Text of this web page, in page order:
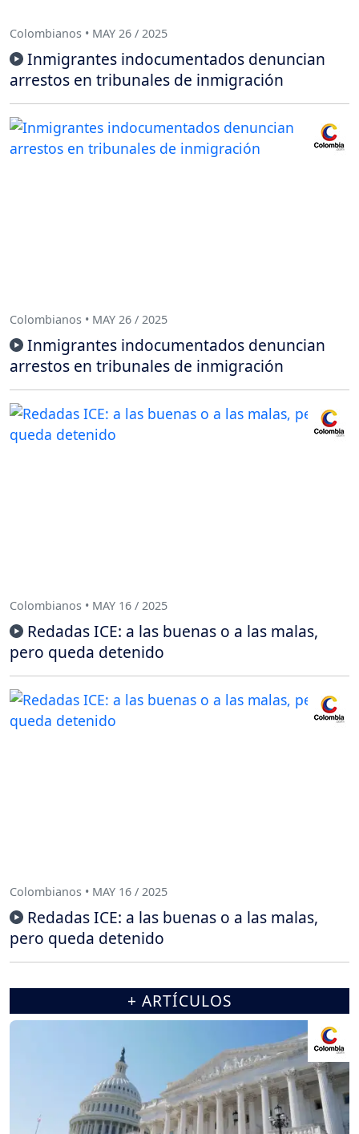
Colombianos • MAY 26 / 2025
Inmigrantes indocumentados denuncian
arrestos en tribunales de inmigración
Colombianos • MAY 26 / 2025
Inmigrantes indocumentados denuncian
arrestos en tribunales de inmigración
Colombianos • MAY 16 / 2025
Redadas ICE: a las buenas o a las malas,
pero queda detenido
Colombianos • MAY 16 / 2025
Redadas ICE: a las buenas o a las malas,
pero queda detenido
+ ARTÍCULOS